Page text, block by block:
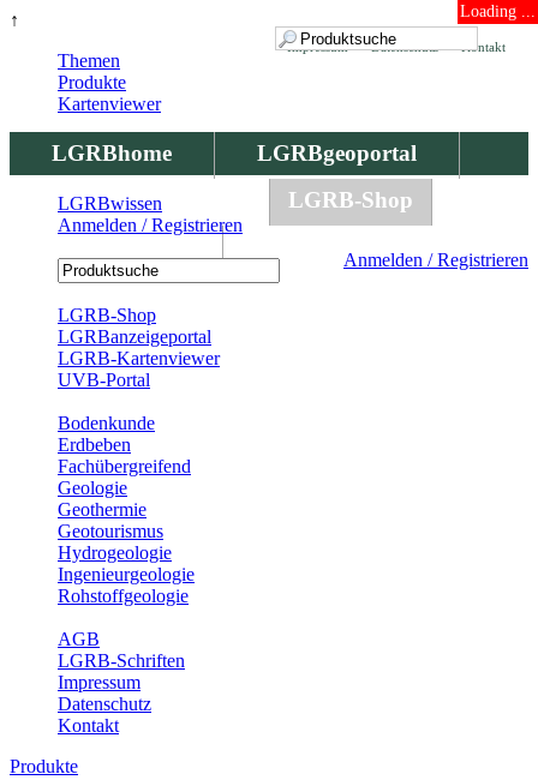
↑ Loading ...
Kontakt
Datenschutz
Impressum
LGRBhome
LGRBgeoportal
LGRBbohrungen
LGRB-Shop
Anmelden / Registrieren
Themen
Produkte
Kartenviewer
LGRBwissen
Anmelden / Registrieren
LGRB-Shop
LGRBanzeigeportal
LGRB-Kartenviewer
UVB-Portal
Bodenkunde
Erdbeben
Fachübergreifend
Geologie
Geothermie
Geotourismus
Hydrogeologie
Ingenieurgeologie
Rohstoffgeologie
AGB
LGRB-Schriften
Impressum
Datenschutz
Kontakt
Produkte